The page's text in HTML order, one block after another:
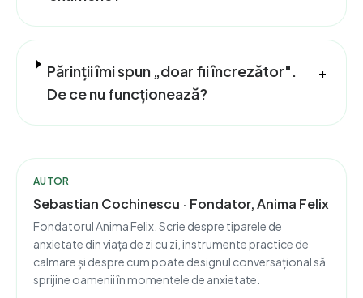
Părinții îmi spun „doar fii încrezător".
De ce nu funcționează?
+
AUTOR
Sebastian Cochinescu · Fondator, Anima Felix
Fondatorul Anima Felix. Scrie despre tiparele de
anxietate din viața de zi cu zi, instrumente practice de
calmare și despre cum poate designul conversațional să
sprijine oamenii în momentele de anxietate.